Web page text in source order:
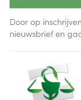
Door op
nieuwsbrief en